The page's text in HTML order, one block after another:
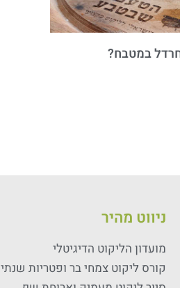
במטבח?
ניווט מהיר
מועדון הליקוט הדיגיטלי
קורס ליקוט צמחי בר ופטריות שנתי